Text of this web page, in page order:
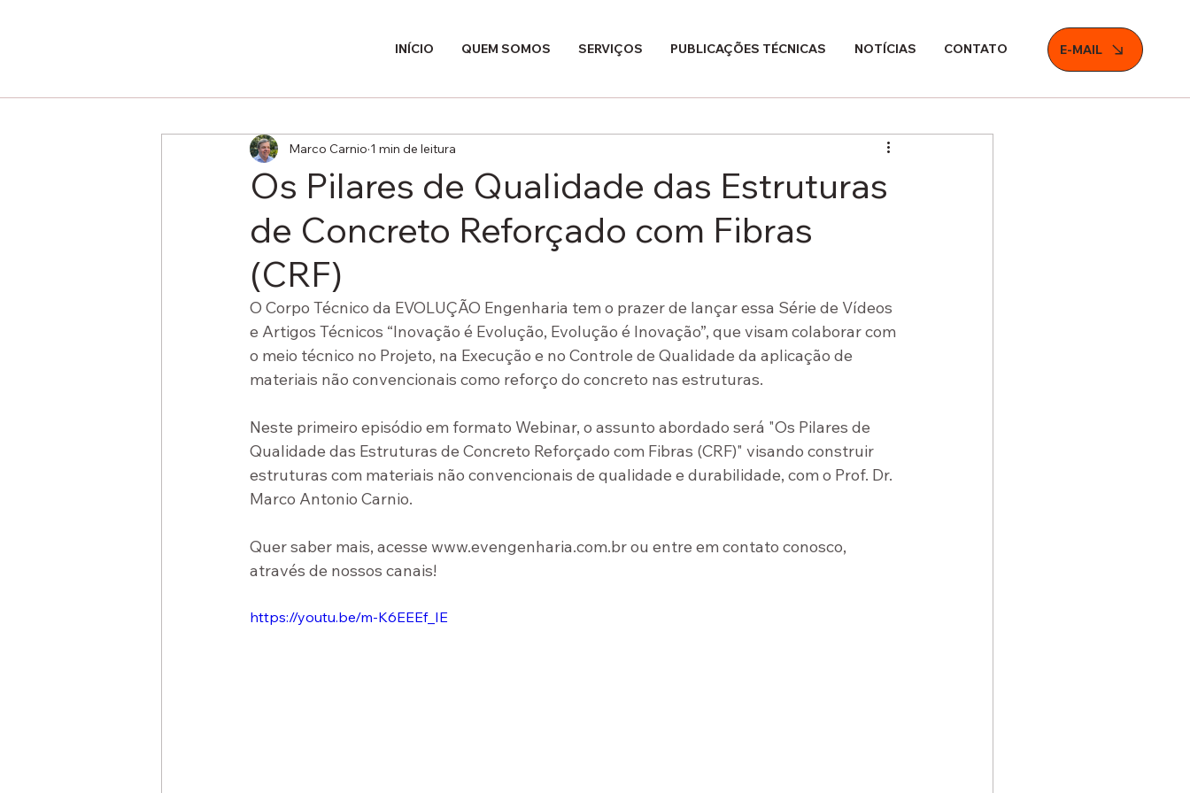
E-MAIL
INÍCIO QUEM SOMOS SERVIÇOS PUBLICAÇÕES TÉCNICAS NOTÍCIAS CONTATO
Os Pilares de Qualidade das Estruturas
de Concreto Reforçado com Fibras
(CRF)
Marco Carnio 1 min de leitura
O Corpo Técnico da EVOLUÇÃO Engenharia tem o prazer de lançar essa Série de Vídeos
e Artigos Técnicos “Inovação é Evolução, Evolução é Inovação”, que visam colaborar com
o meio técnico no Projeto, na Execução e no Controle de Qualidade da aplicação de
materiais não convencionais como reforço do concreto nas estruturas.
Neste primeiro episódio em formato Webinar, o assunto abordado será "Os Pilares de
Qualidade das Estruturas de Concreto Reforçado com Fibras (CRF)" visando construir
estruturas com materiais não convencionais de qualidade e durabilidade, com o Prof. Dr.
Marco Antonio Carnio.
Quer saber mais, acesse www.evengenharia.com.br ou entre em contato conosco,
através de nossos canais!
https://youtu.be/m-K6EEEf_IE